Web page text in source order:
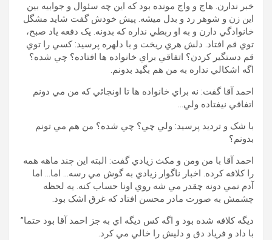
خبر ندارن. هاج و واج مونده بود که اين چه سئوال و جوابيه بين
اين زن و شوهر رد و بدل ميشه. پيش خودش گفت شايد مشگل
خانوادگي دارن و به او ربطي نداره که بدونه. يک دفعه ياد صبح،
توي قم افتاد. دلش هري ريخت و با دلهره پرسيد: کسي را توي
قم دستگير کردن؟ اتفاقي براي خانواده ها افتاده؟ چي شده؟
اگه اشکالي نداره به من هم بگيد بدونم.
احمد آقا گفت: نه براي خانواده ها تا اونجائي که من مي دونم
اتفاقي نيفتاده ولي…
با شک و ترديد پرسيد: ولي چي؟ چي شده؟ من هم مي تونم
بدونم؟
احمد آقا با من ومن و مکث زيادي گفت: البته اين چند ماهه همه
را کلافه کرده. اخبار ناگوار زيادي به گوش مي رسه… اما… اما
آدم نمي دونه چقدر مي شه روي اونا حساب کنه. يه لحظه
چشمش به صورت مادر محسن افتاد که غرق اشک بود.
ديگه کلافه شده بود و اگه کس ديگه اي به جز احمد آقا بود حتما”
با داد و فرياد دق و دليش را خالي مي کرد.